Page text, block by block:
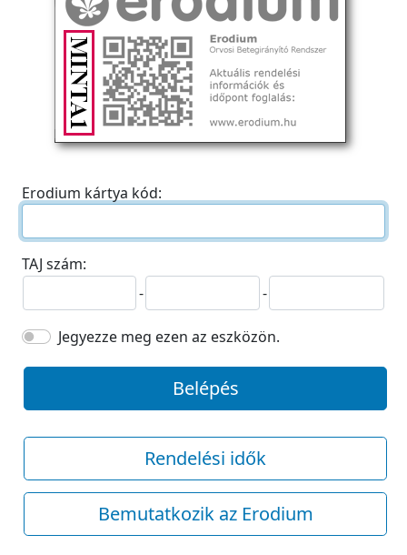
Erodium kártya kód:
TAJ szám:
-
-
Jegyezze meg ezen az eszközön.
Belépés
Rendelési idők
Bemutatkozik az Erodium